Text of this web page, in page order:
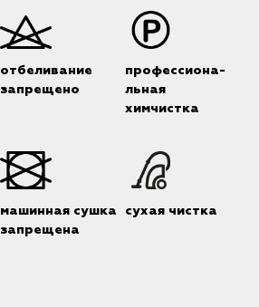
отбеливание
запрещено
профессиона-
льная
химчистка
машинная сушка
запрещена
сухая чистка